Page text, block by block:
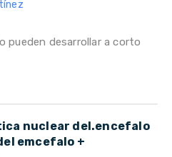
pueden desarrollar a corto
nuclear del.encefalo
emcefalo +